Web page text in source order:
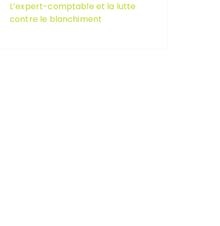
L’expert-comptable et la lutte
contre le blanchiment